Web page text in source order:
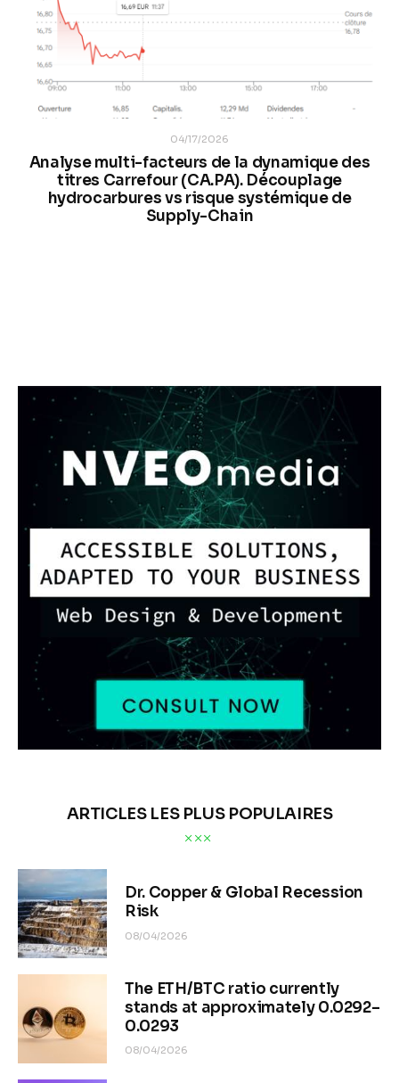
04/17/2026
Analyse multi-facteurs de la dynamique des
titres Carrefour (CA.PA). Découplage
hydrocarbures vs risque systémique de
Supply-Chain
ANALYSE DE MARCHÉ MARKETS
La grande contraction
liquide 2025-2030
OLEG TURCEAC PUBLISHED: 11/27/2025 752
COMMENTS
3 MIN READ TIME
pour la liquidité systémique (LNS)
, intégrant quatre vecteurs
(bilan Fed, TGA/fiscal, émissions Trésor, RRP, carry trade
unwind). L’analyse quantitative pour 2025-2026 prévoit une
contraction systémique majeure de
-5.2% PIB mondial), soit une vélocité de retrait 3.8 fois
supérieure à celle de 2008. Cette contraction est
principalement pilotée par les autorités publiques (Fed et
Trésor), marquant une asymétrie structurelle par rapport aux